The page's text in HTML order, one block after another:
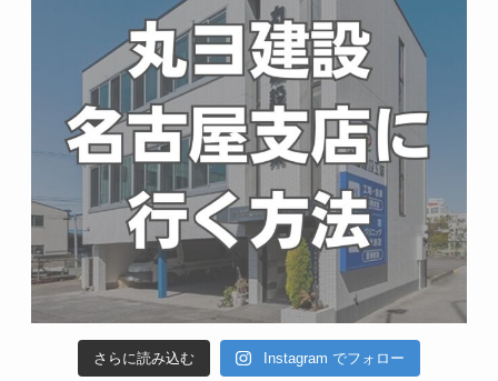
さらに読み込む Instagram でフォロー